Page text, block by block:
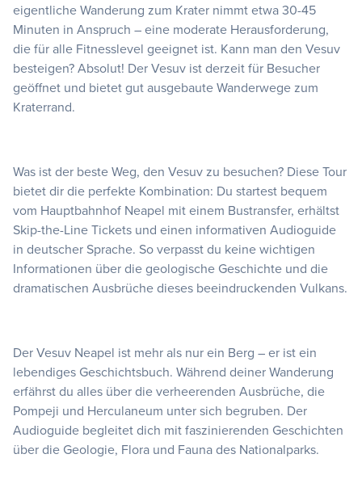
eigentliche Wanderung zum Krater nimmt etwa 30-45
Minuten in Anspruch – eine moderate Herausforderung,
die für alle Fitnesslevel geeignet ist. Kann man den Vesuv
besteigen? Absolut! Der Vesuv ist derzeit für Besucher
geöffnet und bietet gut ausgebaute Wanderwege zum
Kraterrand.
Was ist der beste Weg, den Vesuv zu besuchen? Diese Tour
bietet dir die perfekte Kombination: Du startest bequem
vom Hauptbahnhof Neapel mit einem Bustransfer, erhältst
Skip-the-Line Tickets und einen informativen Audioguide
in deutscher Sprache. So verpasst du keine wichtigen
Informationen über die geologische Geschichte und die
dramatischen Ausbrüche dieses beeindruckenden Vulkans.
Der Vesuv Neapel ist mehr als nur ein Berg – er ist ein
lebendiges Geschichtsbuch. Während deiner Wanderung
erfährst du alles über die verheerenden Ausbrüche, die
Pompeji und Herculaneum unter sich begruben. Der
Audioguide begleitet dich mit faszinierenden Geschichten
über die Geologie, Flora und Fauna des Nationalparks.